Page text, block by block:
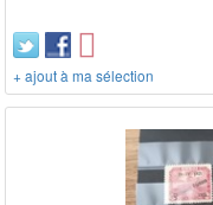
+ ajout à ma sélection